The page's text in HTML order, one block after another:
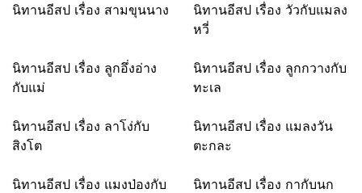
นิทานอีสป เรื่อง สามขุนนาง
นิทานอีสป เรื่อง วัวกับแมลง
หวี่
นิทานอีสป เรื่อง ลูกอึ่งอ่าง
กับแม่
นิทานอีสป เรื่อง ลูกกวางกับ
ทะเล
นิทานอีสป เรื่อง ลาโง่กับ
สิงโต
นิทานอีสป เรื่อง แมลงวัน
ตะกละ
นิทานอีสป เรื่อง แมงป่องกับ
นิทานอีสป เรื่อง กากับนก